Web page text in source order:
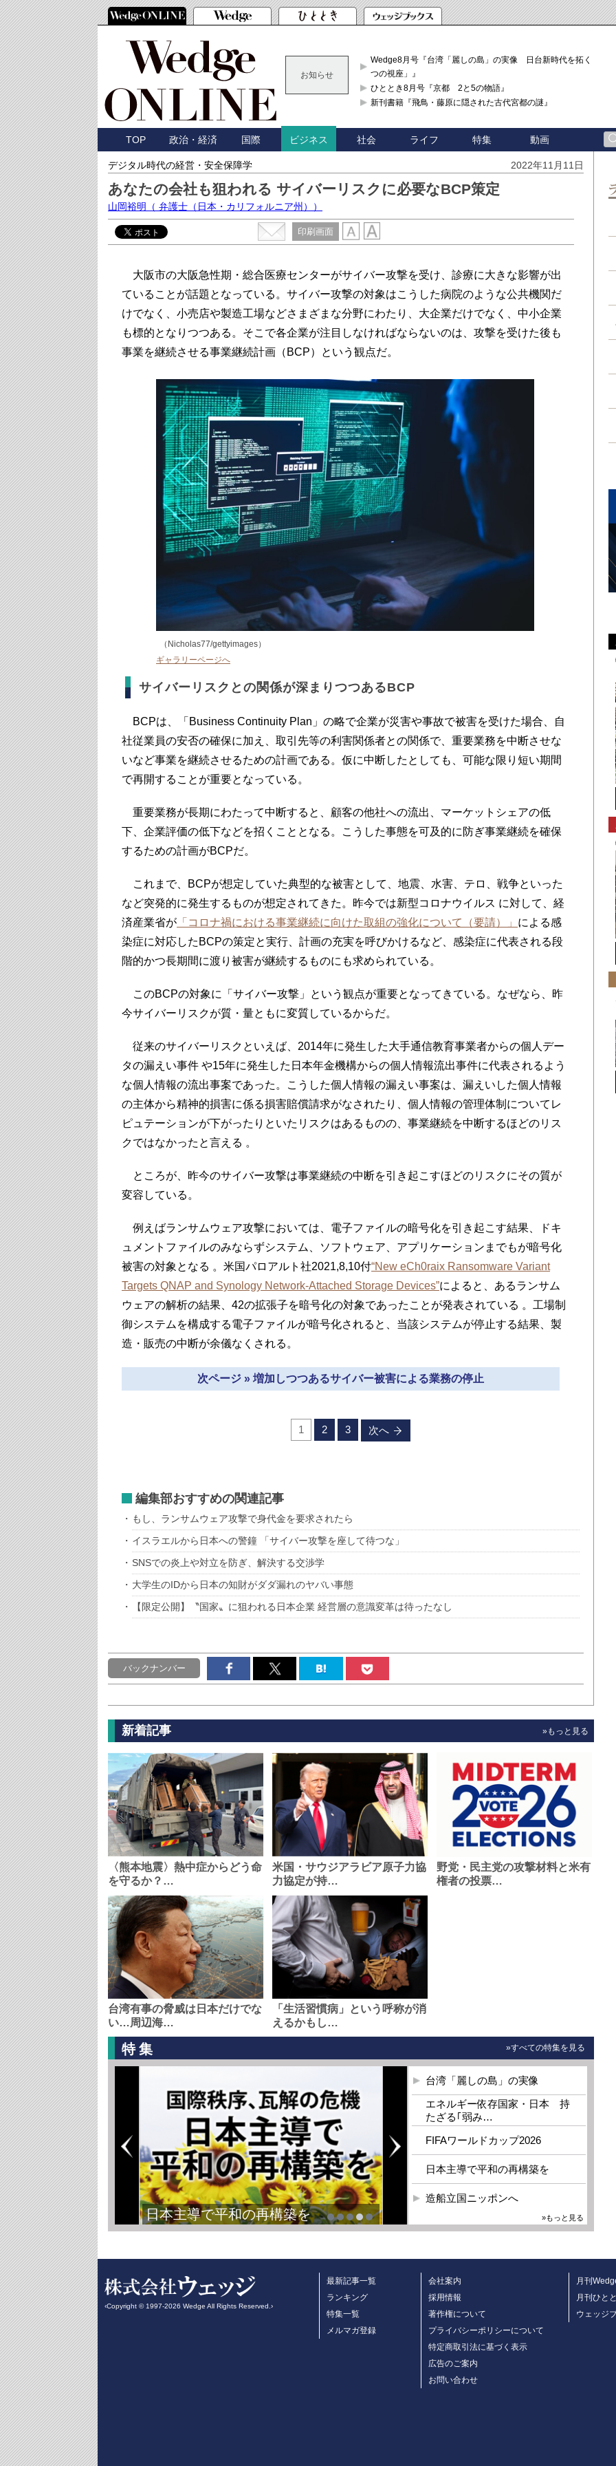
お知らせ
Wedge8月号『台湾「麗しの島」の実像 日台新時代を拓く「3
つの視座」』
ひととき8月号『京都 2と5の物語』
新刊書籍『飛鳥・藤原に隠された古代宮都の謎』
TOP 政治・経済 国際 ビジネス 社会 ライフ 特集 動画
デジタル時代の経営・安全保障学 2022年11月11日
あなたの会社も狙われる サイバーリスクに必要なBCP策定
山岡裕明 （ 弁護士（日本・カリフォルニア州））
印刷画面
大阪市の大阪急性期・総合医療センターがサイバー攻撃を受け、診療に大きな影響が出
ていることが話題となっている。サイバー攻撃の対象はこうした病院のような公共機関だ
けでなく、小売店や製造工場などさまざまな分野にわたり、大企業だけでなく、中小企業
も標的となりつつある。そこで各企業が注目しなければならないのは、攻撃を受けた後も
事業を継続させる事業継続計画（BCP）という観点だ。
（Nicholas77/gettyimages）
ギャラリーページへ
サイバーリスクとの関係が深まりつつあるBCP
BCPは、「Business Continuity Plan」の略で企業が災害や事故で被害を受けた場合、自
社従業員の安否の確保に加え、取引先等の利害関係者との関係で、重要業務を中断させな
いなど事業を継続させるための計画である。仮に中断したとしても、可能な限り短い期間
で再開することが重要となっている。
重要業務が長期にわたって中断すると、顧客の他社への流出、マーケットシェアの低
下、企業評価の低下などを招くこととなる。こうした事態を可及的に防ぎ事業継続を確保
するための計画がBCPだ。
これまで、BCPが想定していた典型的な被害として、地震、水害、テロ、戦争といった
など突発的に発生するものが想定されてきた。昨今では新型コロナウイルス に対して、経
済産業省が 「コロナ禍における事業継続に向けた取組の強化について（要請）」 による感
染症に対応したBCPの策定と実行、計画の充実を呼びかけるなど、感染症に代表される段
階的かつ長期間に渡り被害が継続するものにも求められている。
このBCPの対象に「サイバー攻撃」という観点が重要となってきている。なぜなら、昨
今サイバーリスクが質・量ともに変質しているからだ。
従来のサイバーリスクといえば、2014年に発生した大手通信教育事業者からの個人デー
タの漏えい事件 や15年に発生した日本年金機構からの個人情報流出事件に代表されるよう
な個人情報の流出事案であった。こうした個人情報の漏えい事案は、漏えいした個人情報
の主体から精神的損害に係る損害賠償請求がなされたり、個人情報の管理体制についてレ
ピュテーションが下がったりといたリスクはあるものの、事業継続を中断するほどのリス
クではなかったと言える 。
ところが、昨今のサイバー攻撃は事業継続の中断を引き起こすほどのリスクにその質が
変容している。
例えばランサムウェア攻撃においては、電子ファイルの暗号化を引き起こす結果、ドキ
ュメントファイルのみならずシステム、ソフトウェア、アプリケーションまでもが暗号化
被害の対象となる 。米国パロアルト社2021,8,10付“New eCh0raix Ransomware Variant
Targets QNAP and Synology Network-Attached Storage Devices”によると、あるランサム
ウェアの解析の結果、42の拡張子を暗号化の対象であったことが発表されている 。工場制
御システムを構成する電子ファイルが暗号化されると、当該システムが停止する結果、製
造・販売の中断が余儀なくされる。
次ページ » 増加しつつあるサイバー被害による業務の停止
1 2 3 次へ
編集部おすすめの関連記事
もし、ランサムウェア攻撃で身代金を要求されたら
イスラエルから日本への警鐘 「サイバー攻撃を座して待つな」
SNSでの炎上や対立を防ぎ、解決する交渉学
大学生のIDから日本の知財がダダ漏れのヤバい事態
【限定公開】〝国家〟に狙われる日本企業 経営層の意識変革は待ったなし
バックナンバー
新着記事 »もっと見る
〈熊本地震〉熱中症からどう命
を守るか？…
米国・サウジアラビア原子力協
力協定が持…
野党・民主党の攻撃材料と米有
権者の投票…
台湾有事の脅威は日本だけでな
い…周辺海…
「生活習慣病」という呼称が消
えるかもし…
特集 »すべての特集を見る
日本主導で平和の再構築を
台湾「麗しの島」の実像
エネルギー依存国家・日本 持
たざる｢弱み…
FIFAワールドカップ2026
日本主導で平和の再構築を
造船立国ニッポンへ
»もっと見る
‹Copyright © 1997-2026 Wedge All Rights Reserved.›
最新記事一覧
ランキング
特集一覧
メルマガ登録
会社案内
採用情報
著作権について
プライバシーポリシーについて
特定商取引法に基づく表示
広告のご案内
お問い合わせ
月刊
月刊ひと
ウェッジ